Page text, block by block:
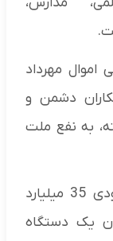
مهرداد
دشمن و
به نفع ملت
از این فرد یک آپارتمان با قیمت حدودی 35 میلیارد
یک دستگاه